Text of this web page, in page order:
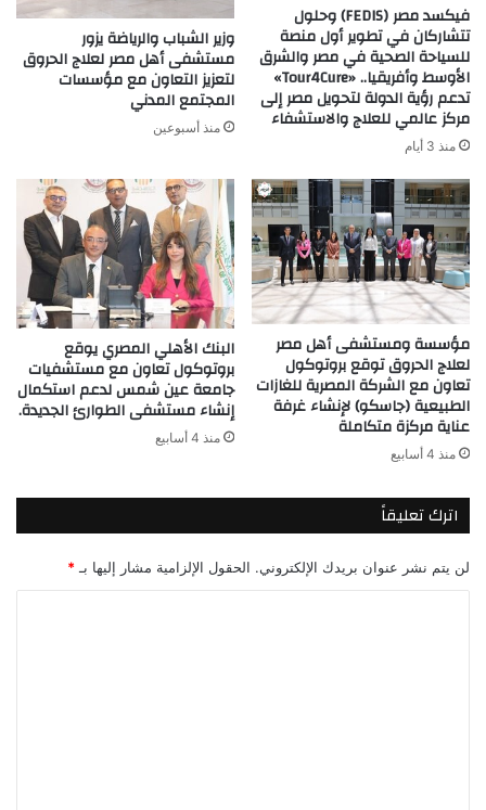
فيكسد مصر (FEDIS) وحلول
تتشاركان في تطوير أول منصة
للسياحة الصحية في مصر والشرق
الأوسط وأفريقيا.. «Tour4Cure»
تدعم رؤية الدولة لتحويل مصر إلى
مركز عالمي للعلاج والاستشفاء
منذ 3 أيام
وزير الشباب والرياضة يزور
مستشفى أهل مصر لعلاج الحروق
لتعزيز التعاون مع مؤسسات
المجتمع المدني
منذ أسبوعين
مؤسسة ومستشفى أهل مصر
لعلاج الحروق توقع بروتوكول
تعاون مع الشركة المصرية للغازات
الطبيعية (جاسكو) لإنشاء غرفة
عناية مركزة متكاملة
منذ 4 أسابيع
البنك الأهلي المصري يوقع
بروتوكول تعاون مع مستشفيات
جامعة عين شمس لدعم استكمال
إنشاء مستشفى الطوارئ الجديدة.
منذ 4 أسابيع
اترك تعليقاً
لن يتم نشر عنوان بريدك الإلكتروني. الحقول الإلزامية مشار إليها بـ *